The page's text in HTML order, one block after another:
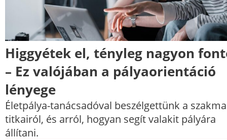
Higgyétek el, tényleg nagyon
– Ez valójában a pályaorientáció
lényege
Életpálya-tanácsadóval beszélgettünk a szakma
titkairól, és arról, hogyan segít valakit pályára
állítani.